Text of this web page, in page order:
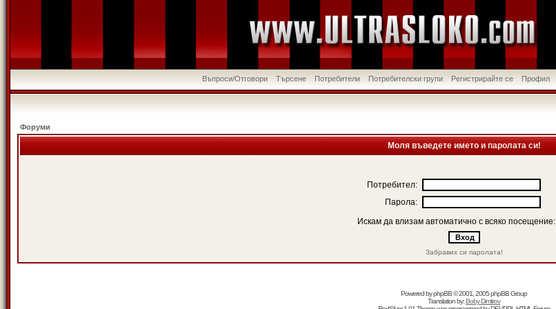
Въпроси/Отговори Търсене Потребители Потребителски групи Регистрирайте се Профил
Форуми
Моля въведете името и паролата си!
Потребител:
Парола:
Искам да влизам автоматично с всяко посещение:
Забравих си паролата!
Powered byphpBB© 2001, 2005 phpBB Group
Translation by:Boby Dimitrov